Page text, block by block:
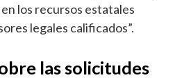
los recursos estatales
legales calificados”.
las solicitudes